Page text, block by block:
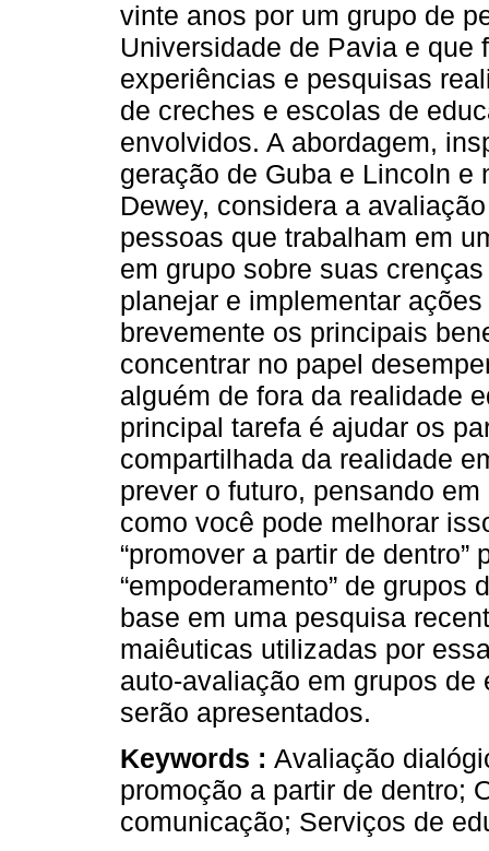
vinte anos por um grupo de
Universidade de Pavia e que
experiências e pesquisas
de creches e escolas de
envolvidos. A abordagem,
geração de Guba e Lincoln e
Dewey, considera a
pessoas que trabalham em
em grupo sobre suas
planejar e implementar
brevemente os principais
concentrar no papel
alguém de fora da realidade
principal tarefa é ajudar os
compartilhada da realidade
prever o futuro, pensando
como você pode melhorar
“promover a partir de
“empoderamento” de
base em uma pesquisa
maiêuticas utilizadas por
auto-avaliação em grupos
serão apresentados.
Keywords : Avaliação
promoção a partir de dentro;
comunicação; Serviços de